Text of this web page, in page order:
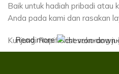
Baik untuk hadiah pribadi atau
Anda pada kami dan rasakan
Kunjungi Rapiflorist sekarang
Read more